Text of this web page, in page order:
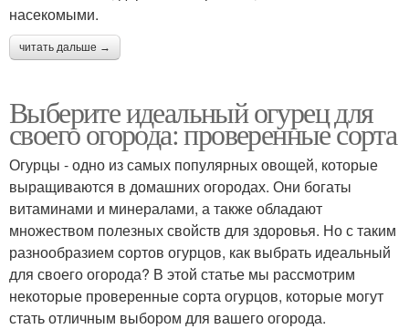
насекомыми.
читать дальше →
Выберите идеальный огурец для
своего огорода: проверенные сорта
Огурцы - одно из самых популярных овощей, которые
выращиваются в домашних огородах. Они богаты
витаминами и минералами, а также обладают
множеством полезных свойств для здоровья. Но с таким
разнообразием сортов огурцов, как выбрать идеальный
для своего огорода? В этой статье мы рассмотрим
некоторые проверенные сорта огурцов, которые могут
стать отличным выбором для вашего огорода.